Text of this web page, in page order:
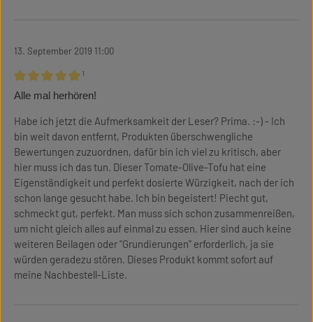
13. September 2019 11:00
Bewertung mit 5 von 5 Sternen
¹
Alle mal herhören!
Habe ich jetzt die Aufmerksamkeit der Leser? Prima. :-) - Ich
bin weit davon entfernt, Produkten überschwengliche
Bewertungen zuzuordnen, dafür bin ich viel zu kritisch, aber
hier muss ich das tun. Dieser Tomate-Olive-Tofu hat eine
Eigenständigkeit und perfekt dosierte Würzigkeit, nach der ich
schon lange gesucht habe. Ich bin begeistert! Piecht gut,
schmeckt gut, perfekt. Man muss sich schon zusammenreißen,
um nicht gleich alles auf einmal zu essen. Hier sind auch keine
weiteren Beilagen oder "Grundierungen" erforderlich, ja sie
würden geradezu stören. Dieses Produkt kommt sofort auf
meine Nachbestell-Liste.